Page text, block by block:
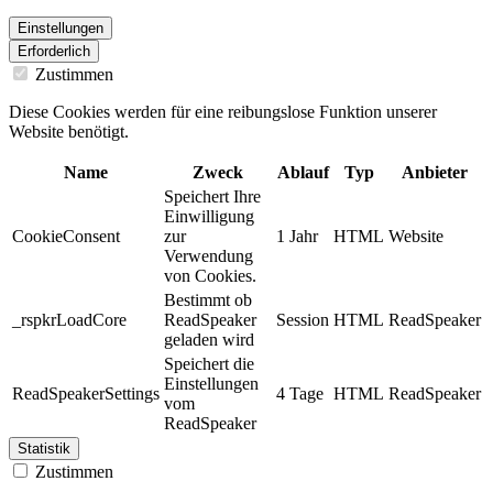
Einstellungen
Erforderlich
Zustimmen
Diese Cookies werden für eine reibungslose Funktion unserer
Website benötigt.
Name Zweck Ablauf Typ Anbieter
CookieConsent
Speichert Ihre
Einwilligung
zur
Verwendung
von Cookies.
1 Jahr HTML Website
_rspkrLoadCore
Bestimmt ob
ReadSpeaker
geladen wird
Session HTML ReadSpeaker
ReadSpeakerSettings
Speichert die
Einstellungen
vom
ReadSpeaker
4 Tage HTML ReadSpeaker
Statistik
Zustimmen